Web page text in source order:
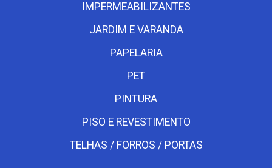
IMPERMEABILIZANTES
JARDIM E VARANDA
PAPELARIA
PET
PINTURA
PISO E REVESTIMENTO
TELHAS / FORROS / PORTAS